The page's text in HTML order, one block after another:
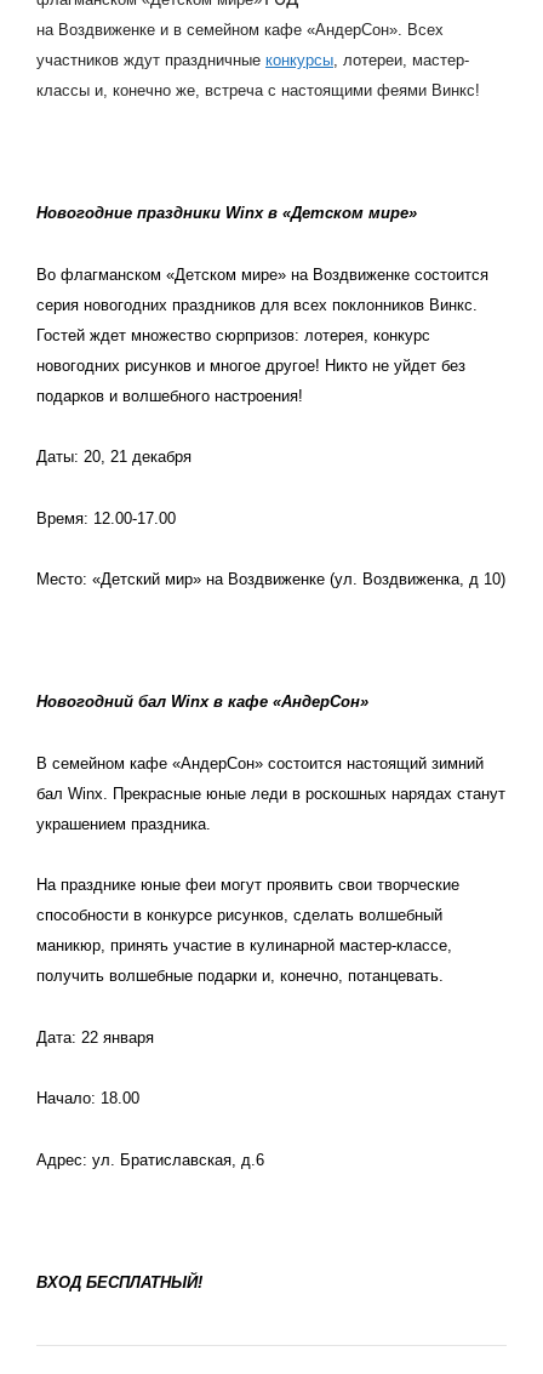
на Воздвиженке и в семейном кафе «АндерСон». Всех
участников ждут праздничные конкурсы, лотереи, мастер-
классы и, конечно же, встреча с настоящими феями Винкс!
Новогодние праздники Winxв «Детском мире»
Во флагманском «Детском мире» на Воздвиженке состоится
серия новогодних праздников для всех поклонников Винкс.
Гостей ждет множество сюрпризов: лотерея, конкурс
новогодних рисунков и многое другое! Никто не уйдет без
подарков и волшебного настроения!
Даты: 20, 21 декабря
Время: 12.00-17.00
Место: «Детский мир» на Воздвиженке (ул. Воздвиженка, д 10)
Новогодний бал Winxв кафе «АндерСон»
В семейном кафе «АндерСон» состоится настоящий зимний
бал Winx . Прекрасные юные леди в роскошных нарядах станут
украшением праздника.
На празднике юные феи могут проявить свои творческие
способности в конкурсе рисунков, сделать волшебный
маникюр, принять участие в кулинарной мастер-классе,
получить волшебные подарки и, конечно, потанцевать.
Дата: 22 января
Начало: 18.00
Адрес: ул. Братиславская, д.6
ВХОД БЕСПЛАТНЫЙ!